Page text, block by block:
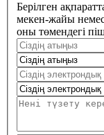
Берілген
мекен-жайы
оны төмендегі